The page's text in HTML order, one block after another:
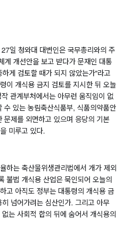
27일 청와대 대변인은 국무총리와의 주
계 개선안을 보고 받다가 문재인 대통
게 검토할 때가 되지 않았는가"라고
이 개식용 금지 검토를 지시한 뒤 오늘
관계부처에서는 아무런 움직임이 없
수 있는 농림축산식품부, 식품의약품안
문제를 외면하고 있으며 응당의 기본
미루고 있다.
하는 축산물위생관리법에서 개가 제외
불법 개식용 산업은 묵인되어 오늘의
고 아직도 정부는 대통령의 개식용 금
넘어가려는 심산인가. 그리고 아무
는 사회적 합의 뒤에 숨어서 개식용의